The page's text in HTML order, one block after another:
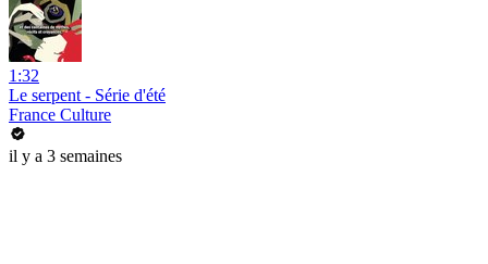
1:32
Le serpent - Série d'été
France Culture
il y a 3 semaines